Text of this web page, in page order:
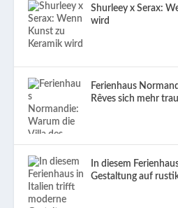
Shurleey x Serax:
wird
Ferienhaus
Rêves sich mehr
In diesem
Gestaltung auf